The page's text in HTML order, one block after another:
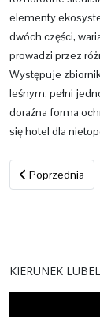
elementy
dwóch części,
prowadzi przez
Występuje
leśnym, pełni
doraźna forma
się hotel dla
Poprzednia
Poprzednia
KIERUNEK